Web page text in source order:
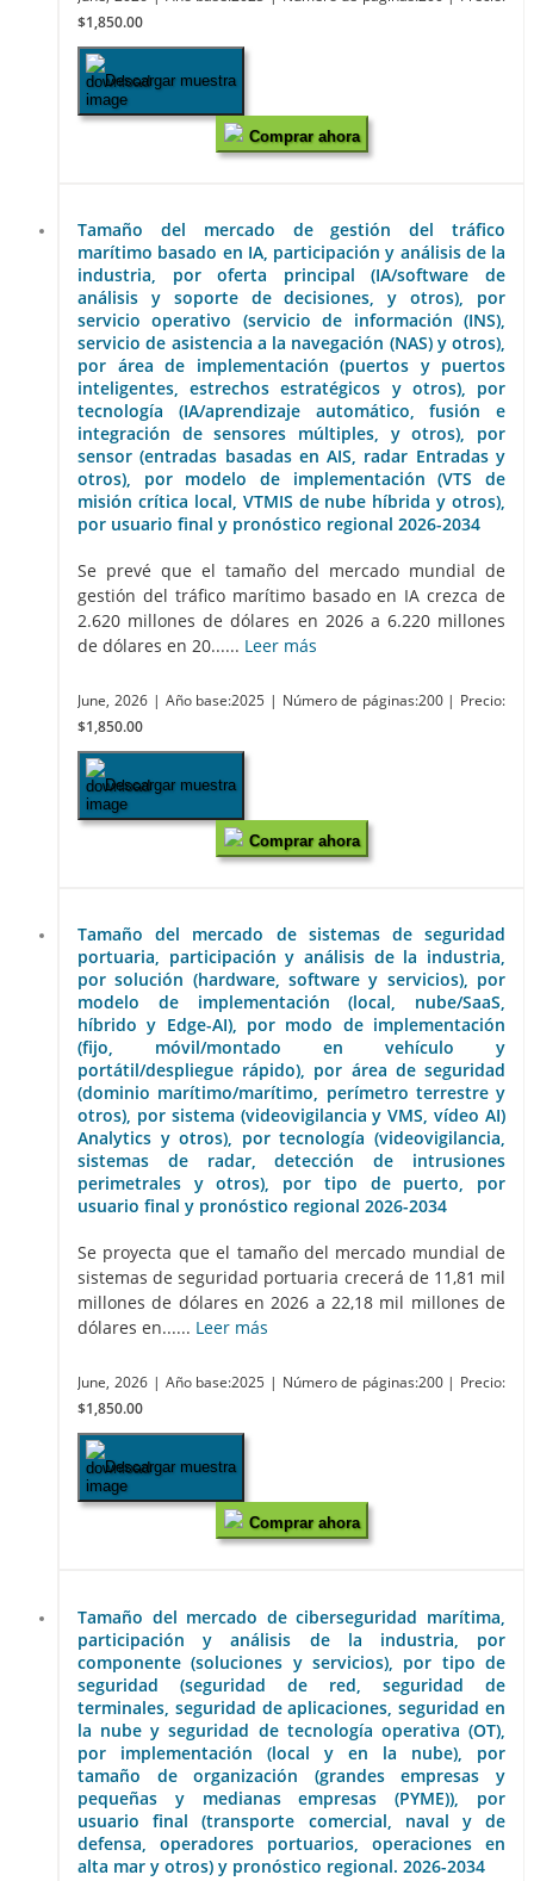
$1,850.00
Descargar muestra
Comprar ahora
Tamaño del mercado de gestión del tráfico
marítimo basado en IA, participación y análisis de la
industria, por oferta principal (IA/software de
análisis y soporte de decisiones, y otros), por
servicio operativo (servicio de información (INS),
servicio de asistencia a la navegación (NAS) y otros),
por área de implementación (puertos y puertos
inteligentes, estrechos estratégicos y otros), por
tecnología (IA/aprendizaje automático, fusión e
integración de sensores múltiples, y otros), por
sensor (entradas basadas en AIS, radar Entradas y
otros), por modelo de implementación (VTS de
misión crítica local, VTMIS de nube híbrida y otros),
por usuario final y pronóstico regional 2026-2034
Se prevé que el tamaño del mercado mundial de
gestión del tráfico marítimo basado en IA crezca de
2.620 millones de dólares en 2026 a 6.220 millones
de dólares en 20...... Leer más
June, 2026 | Año base:2025 | Número de páginas:200 | Precio:
$1,850.00
Descargar muestra
Comprar ahora
Tamaño del mercado de sistemas de seguridad
portuaria, participación y análisis de la industria,
por solución (hardware, software y servicios), por
modelo de implementación (local, nube/SaaS,
híbrido y Edge-AI), por modo de implementación
(fijo, móvil/montado en vehículo y
portátil/despliegue rápido), por área de seguridad
(dominio marítimo/marítimo, perímetro terrestre y
otros), por sistema (videovigilancia y VMS, vídeo AI)
Analytics y otros), por tecnología (videovigilancia,
sistemas de radar, detección de intrusiones
perimetrales y otros), por tipo de puerto, por
usuario final y pronóstico regional 2026-2034
Se proyecta que el tamaño del mercado mundial de
sistemas de seguridad portuaria crecerá de 11,81 mil
millones de dólares en 2026 a 22,18 mil millones de
dólares en...... Leer más
June, 2026 | Año base:2025 | Número de páginas:200 | Precio:
$1,850.00
Descargar muestra
Comprar ahora
Tamaño del mercado de ciberseguridad marítima,
participación y análisis de la industria, por
componente (soluciones y servicios), por tipo de
seguridad (seguridad de red, seguridad de
terminales, seguridad de aplicaciones, seguridad en
la nube y seguridad de tecnología operativa (OT),
por implementación (local y en la nube), por
tamaño de organización (grandes empresas y
pequeñas y medianas empresas (PYME)), por
usuario final (transporte comercial, naval y de
defensa, operadores portuarios, operaciones en
alta mar y otros) y pronóstico regional. 2026-2034